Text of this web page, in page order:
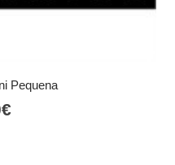
Pequena
€